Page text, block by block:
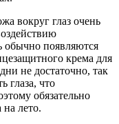
вокруг глаз очень
обычно появляются
крема для
не достаточно, так
глаза, что
обязательно
лето.